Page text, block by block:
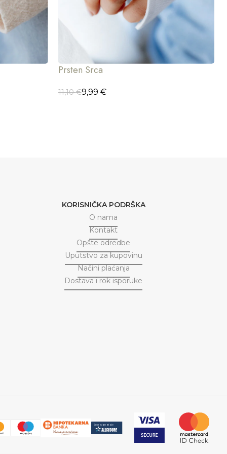
Prsten Srca
11,10€9,99 €
KORISNIČKA PODRŠKA
O nama
Kontakt
Opšte odredbe
Uputstvo za kupovinu
Načini plaćanja
Dostava i rok isporuke